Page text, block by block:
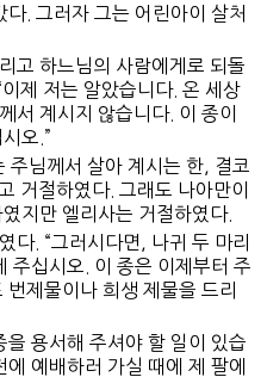
. 그러자 그는 어린아이 살처
고 하느님의 사람에게로 되돌
제 저는 알았습니다. 온 세상
서 계시지 않습니다. 이 종이
오.”
주님께서 살아 계시는 한, 결코
거절하였다. 그래도 나아만이
지만 엘리사는 거절하였다.
다. “그러시다면, 나귀 두 마리
주십시오. 이 종은 이제부터 주
제물이나 희생 제물을 드리
을 용서해 주셔야 할 일이 있습
예배하러 가실 때에 제 팔에